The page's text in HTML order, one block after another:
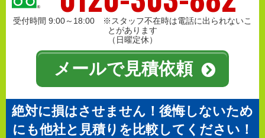
受付時間 9:00～18:00 ※スタッフ不在時は電話に出られないこ
とがあります
（日曜定休）
メールで見積依頼
絶対に損はさせません！後悔しないため
にも他社と見積りを比較してください！